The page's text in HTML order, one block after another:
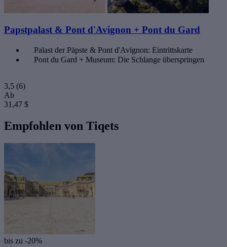
Papstpalast & Pont d'Avignon + Pont du Gard
Palast der Päpste & Pont d'Avignon: Eintrittskarte
Pont du Gard + Museum: Die Schlange überspringen
3,5 (6)
Ab
31,47 $
Empfohlen von Tiqets
bis zu -20%